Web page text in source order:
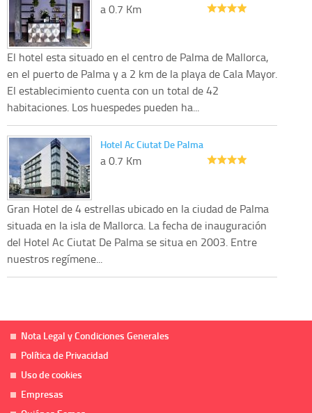
a 0.7 Km
El hotel esta situado en el centro de Palma de Mallorca,
en el puerto de Palma y a 2 km de la playa de Cala Mayor.
El establecimiento cuenta con un total de 42
habitaciones. Los huespedes pueden ha...
Hotel Ac Ciutat De Palma
a 0.7 Km
Gran Hotel de 4 estrellas ubicado en la ciudad de Palma
situada en la isla de Mallorca. La fecha de inauguración
del Hotel Ac Ciutat De Palma se situa en 2003. Entre
nuestros regímene...
Nota Legal y Condiciones Generales
Política de Privacidad
Uso de cookies
Empresas